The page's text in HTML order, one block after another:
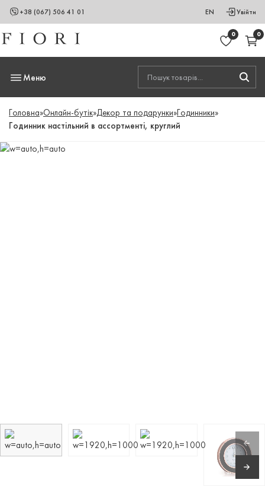
+38 (067) 506 41 01 EN Увійти
0 0
Меню
Головна»Онлайн-бутік»Декор та подарунки»Годинники»
Годинник настільний в ассортменті, круглий